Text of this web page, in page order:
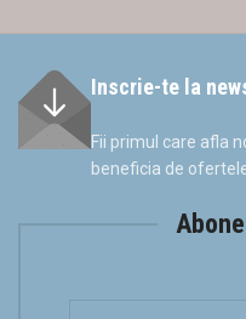
Inscrie-te la
Fii primul care afla
beneficia de